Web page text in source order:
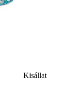
Kisállat